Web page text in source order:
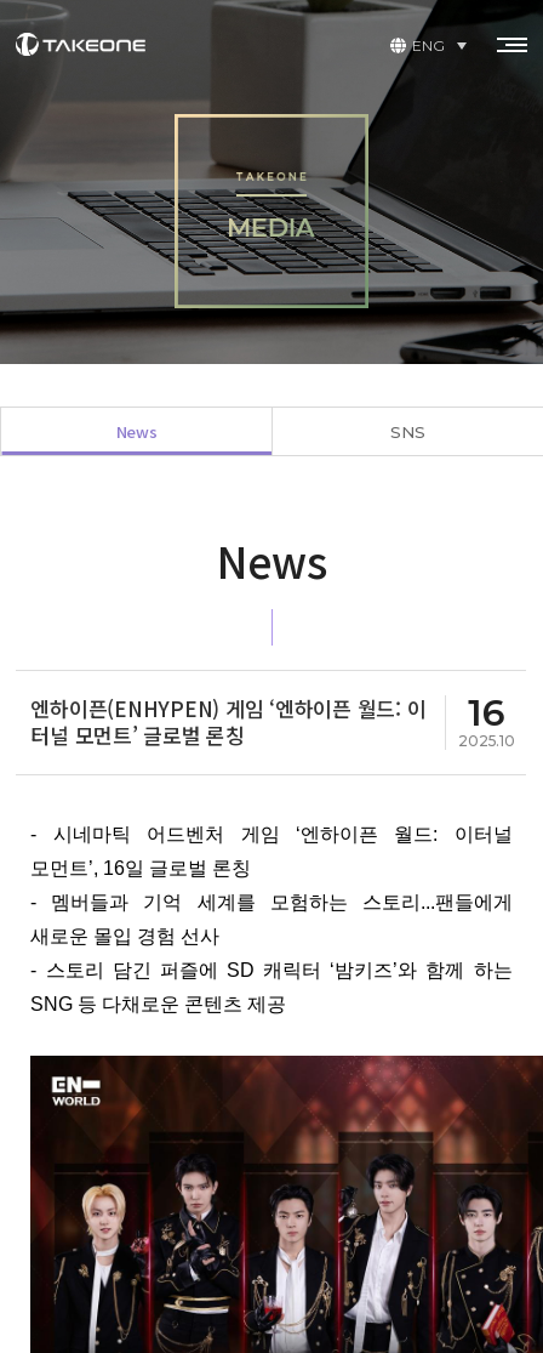
ENG
News SNS
News
엔하이픈(ENHYPEN) 게임 ‘엔하이픈 월드: 이
터널 모먼트’ 글로벌 론칭
16
2025.10
- 시네마틱 어드벤처 게임 ‘엔하이픈 월드: 이터널
모먼트’, 16일 글로벌 론칭
- 멤버들과 기억 세계를 모험하는 스토리...팬들에게
새로운 몰입 경험 선사
- 스토리 담긴 퍼즐에 SD 캐릭터 ‘밤키즈’와 함께 하는
SNG 등 다채로운 콘텐츠 제공